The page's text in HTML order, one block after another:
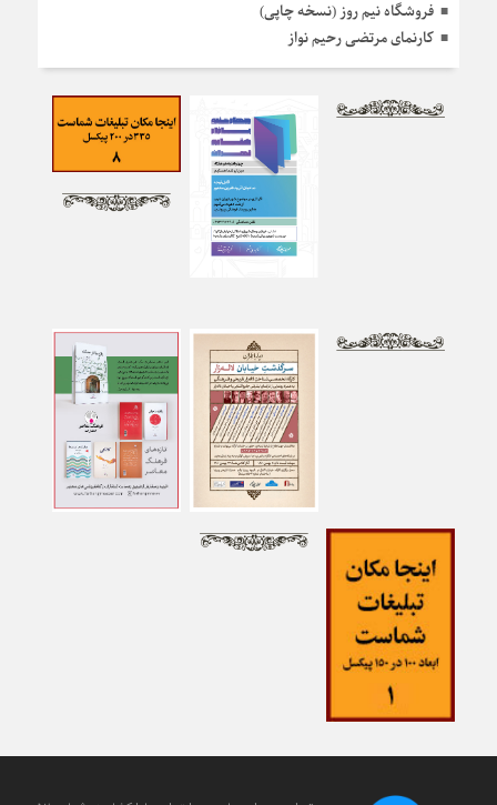
فروشگاه نیم روز (نسخه چاپی)
کارنمای مرتضی رحیم نواز